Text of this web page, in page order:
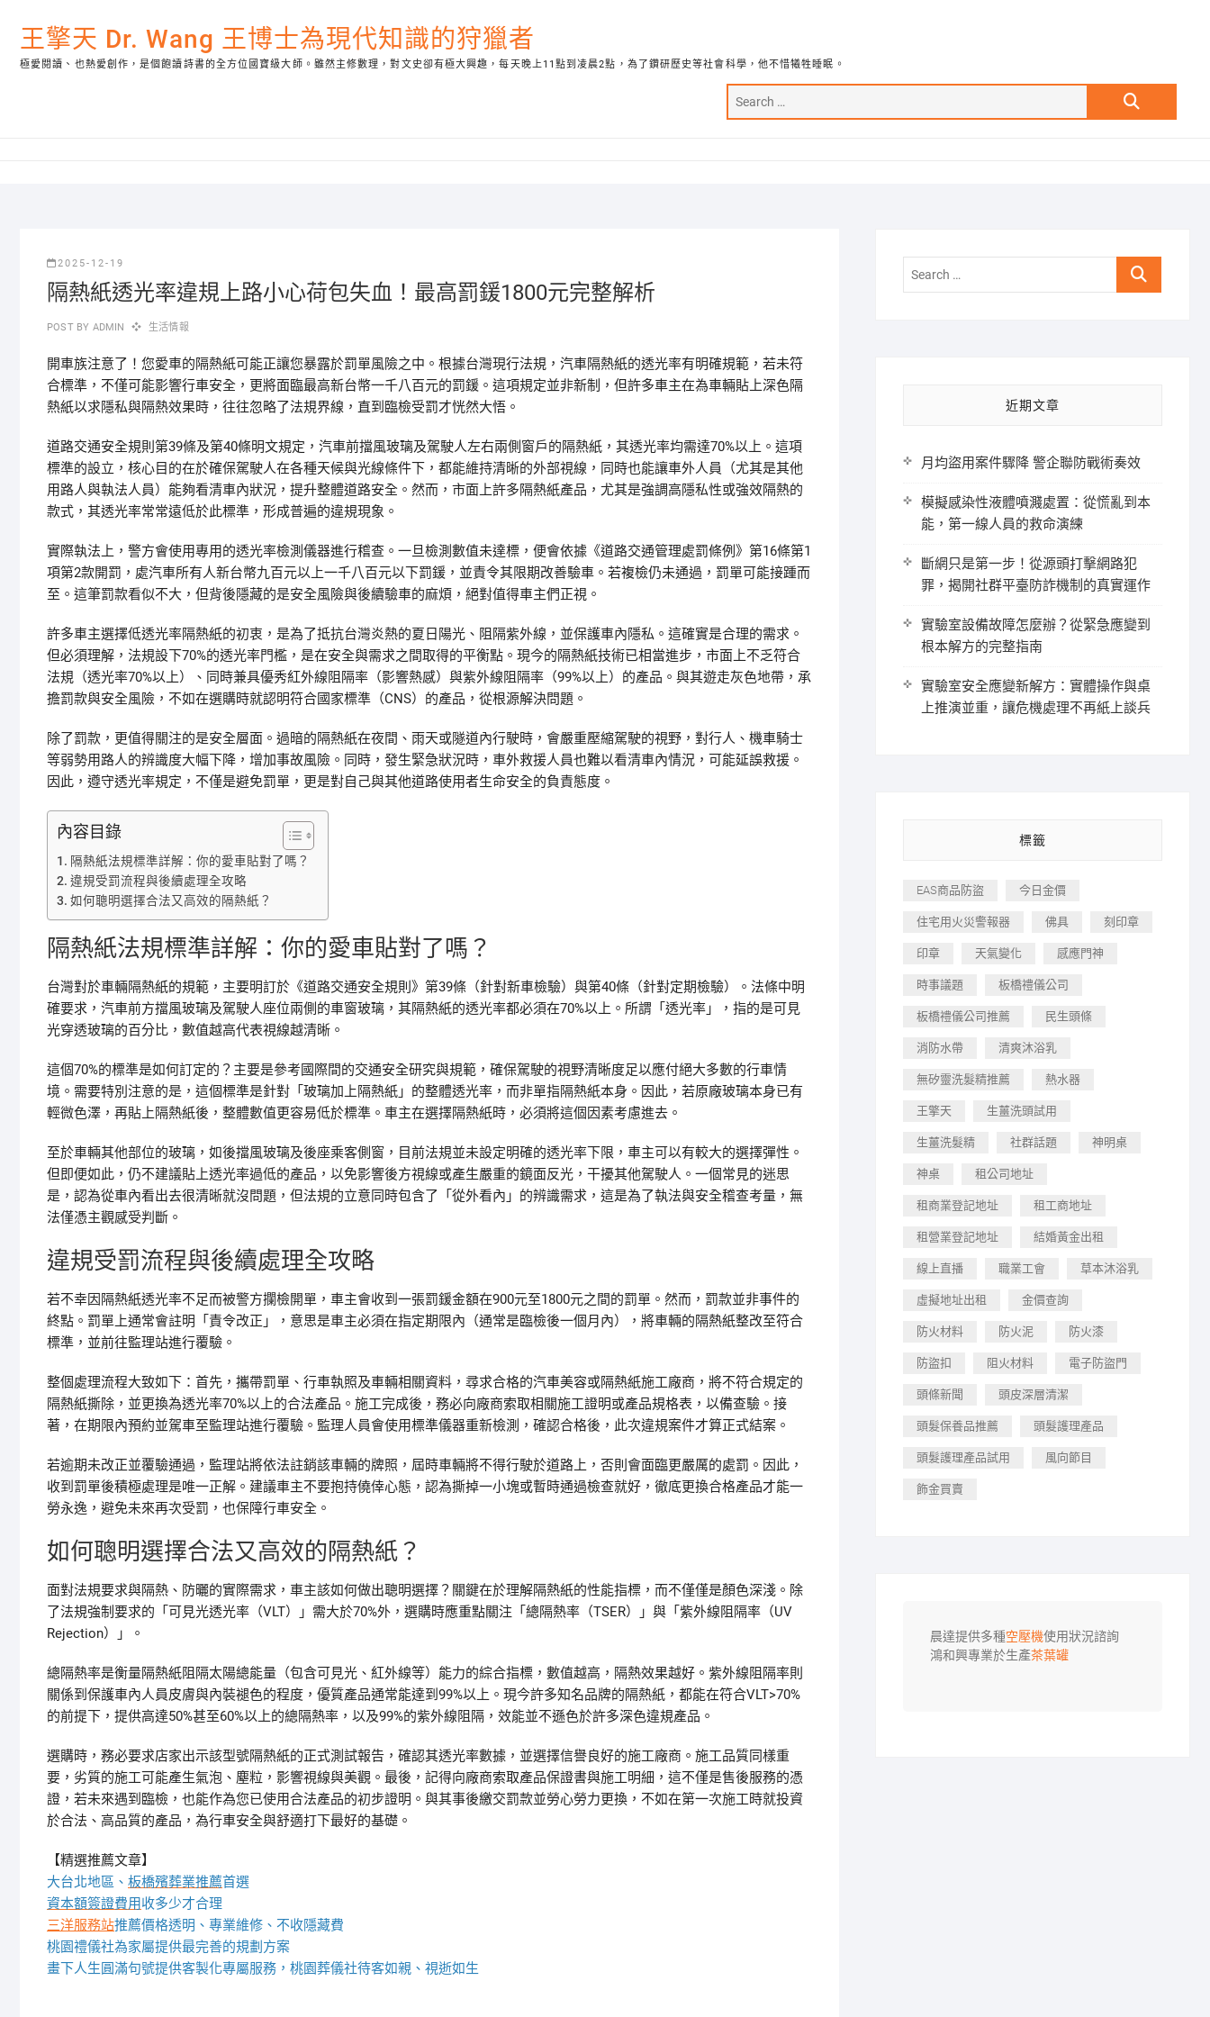
content王擎天 Dr. Wang 王博士為現代知識的狩獵者
極愛閱讀、也熱愛創作，是個飽讀詩書的全方位國寶級大師。雖然主修數理，對文史卻有極大興趣，每天晚上11點到凌晨2點，為了鑽研歷史等社會科學，他不惜犧牲睡眠。
Search
2025-12-19
隔熱紙透光率違規上路小心荷包失血！最高罰鍰1800元完整解析
POST BY ADMIN 生活情報
開車族注意了！您愛車的隔熱紙可能正讓您暴露於罰單風險之中。根據台灣現行法規，汽車隔熱紙的透光率有明確規範，若未符
合標準，不僅可能影響行車安全，更將面臨最高新台幣一千八百元的罰鍰。這項規定並非新制，但許多車主在為車輛貼上深色隔
熱紙以求隱私與隔熱效果時，往往忽略了法規界線，直到臨檢受罰才恍然大悟。
道路交通安全規則第39條及第40條明文規定，汽車前擋風玻璃及駕駛人左右兩側窗戶的隔熱紙，其透光率均需達70%以上。這項
標準的設立，核心目的在於確保駕駛人在各種天候與光線條件下，都能維持清晰的外部視線，同時也能讓車外人員（尤其是其他
用路人與執法人員）能夠看清車內狀況，提升整體道路安全。然而，市面上許多隔熱紙產品，尤其是強調高隱私性或強效隔熱的
款式，其透光率常常遠低於此標準，形成普遍的違規現象。
實際執法上，警方會使用專用的透光率檢測儀器進行稽查。一旦檢測數值未達標，便會依據《道路交通管理處罰條例》第16條第1
項第2款開罰，處汽車所有人新台幣九百元以上一千八百元以下罰鍰，並責令其限期改善驗車。若複檢仍未通過，罰單可能接踵而
至。這筆罰款看似不大，但背後隱藏的是安全風險與後續驗車的麻煩，絕對值得車主們正視。
許多車主選擇低透光率隔熱紙的初衷，是為了抵抗台灣炎熱的夏日陽光、阻隔紫外線，並保護車內隱私。這確實是合理的需求。
但必須理解，法規設下70%的透光率門檻，是在安全與需求之間取得的平衡點。現今的隔熱紙技術已相當進步，市面上不乏符合
法規（透光率70%以上）、同時兼具優秀紅外線阻隔率（影響熱感）與紫外線阻隔率（99%以上）的產品。與其遊走灰色地帶，承
擔罰款與安全風險，不如在選購時就認明符合國家標準（CNS）的產品，從根源解決問題。
除了罰款，更值得關注的是安全層面。過暗的隔熱紙在夜間、雨天或隧道內行駛時，會嚴重壓縮駕駛的視野，對行人、機車騎士
等弱勢用路人的辨識度大幅下降，增加事故風險。同時，發生緊急狀況時，車外救援人員也難以看清車內情況，可能延誤救援。
因此，遵守透光率規定，不僅是避免罰單，更是對自己與其他道路使用者生命安全的負責態度。
內容目錄
隔熱紙法規標準詳解：你的愛車貼對了嗎？
違規受罰流程與後續處理全攻略
如何聰明選擇合法又高效的隔熱紙？
隔熱紙法規標準詳解：你的愛車貼對了嗎？
台灣對於車輛隔熱紙的規範，主要明訂於《道路交通安全規則》第39條（針對新車檢驗）與第40條（針對定期檢驗）。法條中明
確要求，汽車前方擋風玻璃及駕駛人座位兩側的車窗玻璃，其隔熱紙的透光率都必須在70%以上。所謂「透光率」，指的是可見
光穿透玻璃的百分比，數值越高代表視線越清晰。
這個70%的標準是如何訂定的？主要是參考國際間的交通安全研究與規範，確保駕駛的視野清晰度足以應付絕大多數的行車情
境。需要特別注意的是，這個標準是針對「玻璃加上隔熱紙」的整體透光率，而非單指隔熱紙本身。因此，若原廠玻璃本身已有
輕微色澤，再貼上隔熱紙後，整體數值更容易低於標準。車主在選擇隔熱紙時，必須將這個因素考慮進去。
至於車輛其他部位的玻璃，如後擋風玻璃及後座乘客側窗，目前法規並未設定明確的透光率下限，車主可以有較大的選擇彈性。
但即便如此，仍不建議貼上透光率過低的產品，以免影響後方視線或產生嚴重的鏡面反光，干擾其他駕駛人。一個常見的迷思
是，認為從車內看出去很清晰就沒問題，但法規的立意同時包含了「從外看內」的辨識需求，這是為了執法與安全稽查考量，無
法僅憑主觀感受判斷。
違規受罰流程與後續處理全攻略
若不幸因隔熱紙透光率不足而被警方攔檢開單，車主會收到一張罰鍰金額在900元至1800元之間的罰單。然而，罰款並非事件的
終點。罰單上通常會註明「責令改正」，意思是車主必須在指定期限內（通常是臨檢後一個月內），將車輛的隔熱紙整改至符合
標準，並前往監理站進行覆驗。
整個處理流程大致如下：首先，攜帶罰單、行車執照及車輛相關資料，尋求合格的汽車美容或隔熱紙施工廠商，將不符合規定的
隔熱紙撕除，並更換為透光率70%以上的合法產品。施工完成後，務必向廠商索取相關施工證明或產品規格表，以備查驗。接
著，在期限內預約並駕車至監理站進行覆驗。監理人員會使用標準儀器重新檢測，確認合格後，此次違規案件才算正式結案。
若逾期未改正並覆驗通過，監理站將依法註銷該車輛的牌照，屆時車輛將不得行駛於道路上，否則會面臨更嚴厲的處罰。因此，
收到罰單後積極處理是唯一正解。建議車主不要抱持僥倖心態，認為撕掉一小塊或暫時通過檢查就好，徹底更換合格產品才能一
勞永逸，避免未來再次受罰，也保障行車安全。
如何聰明選擇合法又高效的隔熱紙？
面對法規要求與隔熱、防曬的實際需求，車主該如何做出聰明選擇？關鍵在於理解隔熱紙的性能指標，而不僅僅是顏色深淺。除
了法規強制要求的「可見光透光率（VLT）」需大於70%外，選購時應重點關注「總隔熱率（TSER）」與「紫外線阻隔率（UV
Rejection）」。
總隔熱率是衡量隔熱紙阻隔太陽總能量（包含可見光、紅外線等）能力的綜合指標，數值越高，隔熱效果越好。紫外線阻隔率則
關係到保護車內人員皮膚與內裝褪色的程度，優質產品通常能達到99%以上。現今許多知名品牌的隔熱紙，都能在符合VLT>70%
的前提下，提供高達50%甚至60%以上的總隔熱率，以及99%的紫外線阻隔，效能並不遜色於許多深色違規產品。
選購時，務必要求店家出示該型號隔熱紙的正式測試報告，確認其透光率數據，並選擇信譽良好的施工廠商。施工品質同樣重
要，劣質的施工可能產生氣泡、塵粒，影響視線與美觀。最後，記得向廠商索取產品保證書與施工明細，這不僅是售後服務的憑
證，若未來遇到臨檢，也能作為您已使用合法產品的初步證明。與其事後繳交罰款並勞心勞力更換，不如在第一次施工時就投資
於合法、高品質的產品，為行車安全與舒適打下最好的基礎。
【精選推薦文章】
大台北地區、 板橋殯葬業推薦首選
資本額簽證費用收多少才合理
三洋服務站推薦價格透明、專業維修、不收隱藏費
桃園禮儀社為家屬提供最完善的規劃方案
畫下人生圓滿句號提供客製化專屬服務，桃園葬儀社待客如親、視逝如生
Search
近期文章
月均盜用案件驟降 警企聯防戰術奏效
模擬感染性液體噴濺處置：從慌亂到本
能，第一線人員的救命演練
斷網只是第一步！從源頭打擊網路犯
罪，揭開社群平臺防詐機制的真實運作
實驗室設備故障怎麼辦？從緊急應變到
根本解方的完整指南
實驗室安全應變新解方：實體操作與桌
上推演並重，讓危機處理不再紙上談兵
標籤
EAS商品防盜 今日金價
住宅用火災警報器 佛具 刻印章
印章 天氣變化 感應門神
時事議題 板橋禮儀公司
板橋禮儀公司推薦 民生頭條
消防水帶 清爽沐浴乳
無矽靈洗髮精推薦 熱水器
王擎天 生薑洗頭試用
生薑洗髮精 社群話題 神明桌
神桌 租公司地址
租商業登記地址 租工商地址
租營業登記地址 結婚黃金出租
線上直播 職業工會 草本沐浴乳
虛擬地址出租 金價查詢
防火材料 防火泥 防火漆
防盜扣 阻火材料 電子防盜門
頭條新聞 頭皮深層清潔
頭髮保養品推薦 頭髮護理產品
頭髮護理產品試用 風向節目
飾金買賣
晨達提供多種空壓機使用狀況諮詢
鴻和興專業於生產茶葉罐